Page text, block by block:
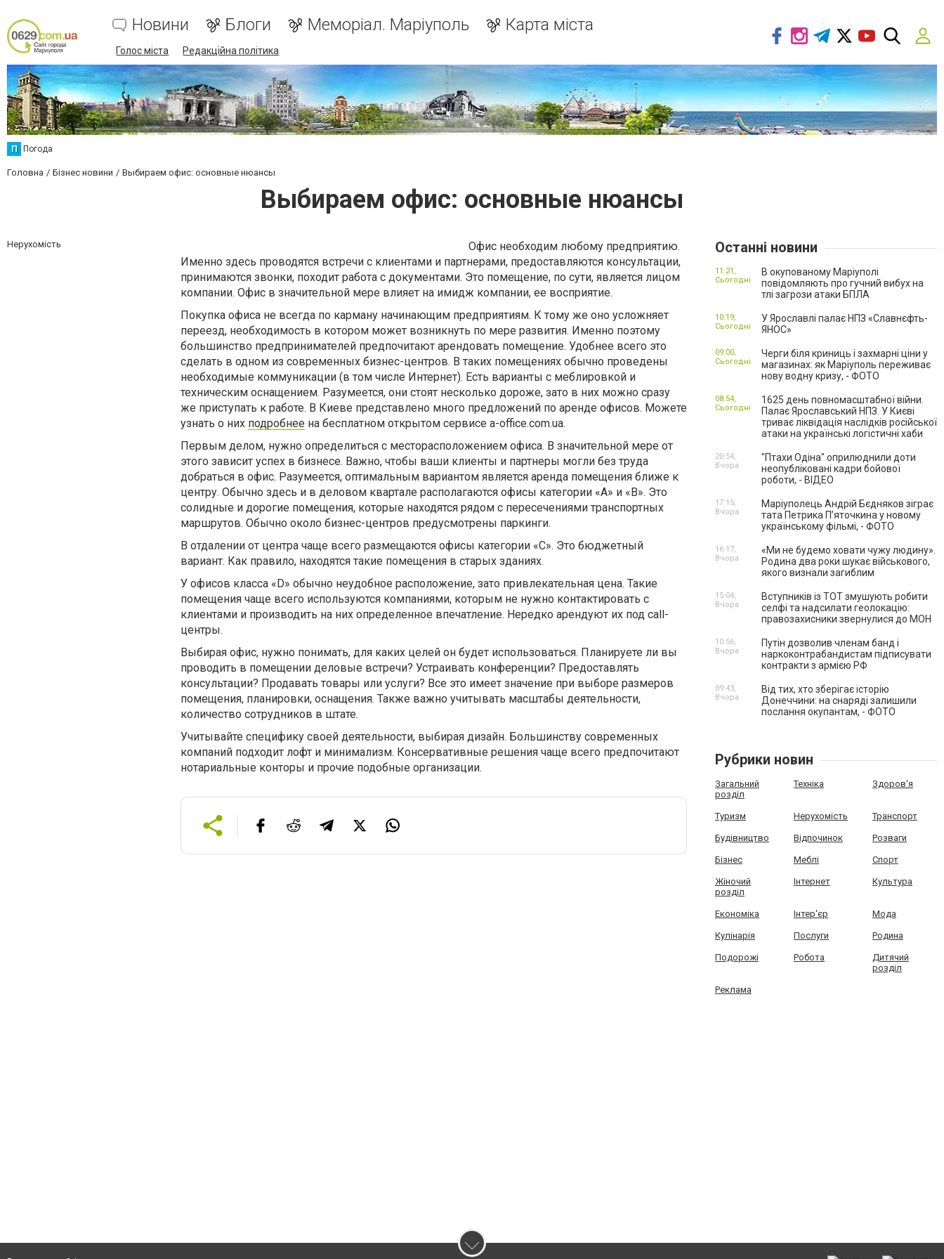
Новини Блоги Меморіал. Маріуполь Карта міста
Голос міста Редакційна політика
П Погода
Головна Бізнес новини Выбираем офис: основные нюансы
Выбираем офис: основные нюансы
Нерухомість
Офис необходим любому предприятию.
Именно здесь проводятся встречи с клиентами и партнерами, предоставляются консультации,
принимаются звонки, походит работа с документами. Это помещение, по сути, является лицом
компании. Офис в значительной мере влияет на имидж компании, ее восприятие.
Покупка офиса не всегда по карману начинающим предприятиям. К тому же оно усложняет
переезд, необходимость в котором может возникнуть по мере развития. Именно поэтому
большинство предпринимателей предпочитают арендовать помещение. Удобнее всего это
сделать в одном из современных бизнес-центров. В таких помещениях обычно проведены
необходимые коммуникации (в том числе Интернет). Есть варианты с меблировкой и
техническим оснащением. Разумеется, они стоят несколько дороже, зато в них можно сразу
же приступать к работе. В Киеве представлено много предложений по аренде офисов. Можете
узнать о них подробнее на бесплатном открытом сервисе a-office.com.ua.
Первым делом, нужно определиться с месторасположением офиса. В значительной мере от
этого зависит успех в бизнесе. Важно, чтобы ваши клиенты и партнеры могли без труда
добраться в офис. Разумеется, оптимальным вариантом является аренда помещения ближе к
центру. Обычно здесь и в деловом квартале располагаются офисы категории «А» и «В». Это
солидные и дорогие помещения, которые находятся рядом с пересечениями транспортных
маршрутов. Обычно около бизнес-центров предусмотрены паркинги.
В отдалении от центра чаще всего размещаются офисы категории «С». Это бюджетный
вариант. Как правило, находятся такие помещения в старых зданиях.
У офисов класса «D» обычно неудобное расположение, зато привлекательная цена. Такие
помещения чаще всего используются компаниями, которым не нужно контактировать с
клиентами и производить на них определенное впечатление. Нередко арендуют их под call-
центры.
Выбирая офис, нужно понимать, для каких целей он будет использоваться. Планируете ли вы
проводить в помещении деловые встречи? Устраивать конференции? Предоставлять
консультации? Продавать товары или услуги? Все это имеет значение при выборе размеров
помещения, планировки, оснащения. Также важно учитывать масштабы деятельности,
количество сотрудников в штате.
Учитывайте специфику своей деятельности, выбирая дизайн. Большинству современных
компаний подходит лофт и минимализм. Консервативные решения чаще всего предпочитают
нотариальные конторы и прочие подобные организации.
Останні новини
В окупованому Маріуполі
повідомляють про гучний вибух на
тлі загрози атаки БПЛА
11:21,
Сьогодні
У Ярославлі палає НПЗ «Славнєфть-
ЯНОС»
10:19,
Сьогодні
Черги біля криниць і захмарні ціни у
магазинах: як Маріуполь переживає
нову водну кризу, - ФОТО
09:00,
Сьогодні
1625 день повномасштабної війни.
Палає Ярославський НПЗ. У Києві
триває ліквідація наслідків російської
атаки на українські логістичні хаби
08:54,
Сьогодні
"Птахи Одіна" оприлюднили доти
неопубліковані кадри бойової
роботи, - ВІДЕО
20:54,
Вчора
Маріуполець Андрій Бєдняков зіграє
тата Петрика П’яточкина у новому
українському фільмі, - ФОТО
17:15,
Вчора
«Ми не будемо ховати чужу людину».
Родина два роки шукає військового,
якого визнали загиблим
16:17,
Вчора
Вступників із ТОТ змушують робити
селфі та надсилати геолокацію:
правозахисники звернулися до МОН
15:04,
Вчора
Путін дозволив членам банд і
наркоконтрабандистам підписувати
контракти з армією РФ
10:56,
Вчора
Від тих, хто зберігає історію
Донеччини: на снаряді залишили
послання окупантам, - ФОТО
09:43,
Вчора
Рубрики новин
Загальний
розділ
Техніка Здоров'я
Туризм Нерухомість Транспорт
Будівництво Відпочинок Розваги
Бізнес Меблі Спорт
Жіночий
розділ
Інтернет Культура
Економіка Інтер'єр Мода
Кулінарія Послуги Родина
Подорожі Робота
Дитячий
розділ
Реклама